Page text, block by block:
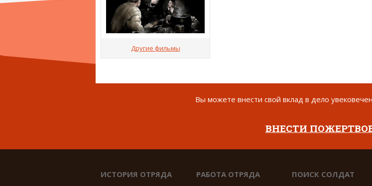
Другие фильмы
Вы можете внести свой вклад в дело
ВНЕСТИ
ИСТОРИЯ ОТРЯДА РАБОТА ОТРЯДА ПОИСК СОЛДАТ